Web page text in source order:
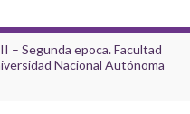
– Segunda epoca. Facultad
Nacional Autónoma